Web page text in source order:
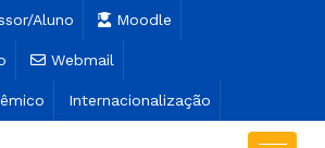
Aluno Moodle
Webmail
Internacionalização